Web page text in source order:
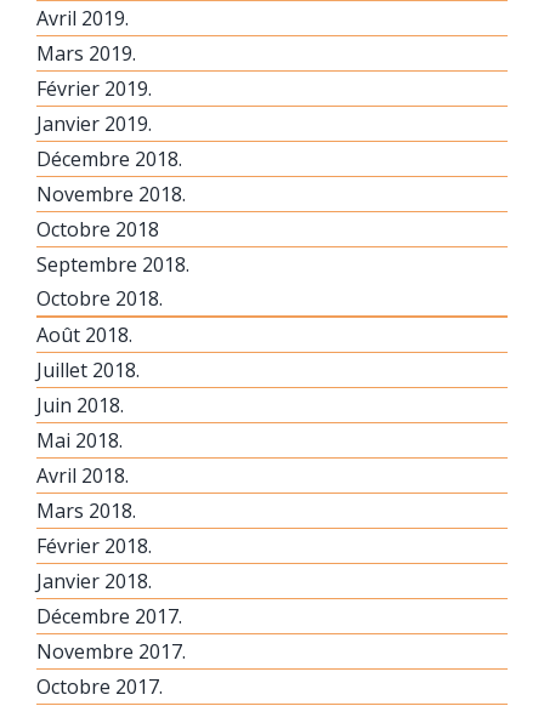
Avril 2019.
Mars 2019.
Février 2019.
Janvier 2019.
Décembre 2018.
Novembre 2018.
Octobre 2018
Septembre 2018.
Octobre 2018.
Août 2018.
Juillet 2018.
Juin 2018.
Mai 2018.
Avril 2018.
Mars 2018.
Février 2018.
Janvier 2018.
Décembre 2017.
Novembre 2017.
Octobre 2017.